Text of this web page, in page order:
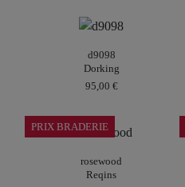
d9098
Dorking
95,00 €
PRIX BRADERIE
rosewood
Reqins